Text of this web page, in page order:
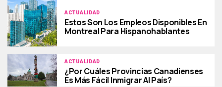
ACTUALIDAD
Estos Son Los Empleos Disponibles En
Montreal Para Hispanohablantes
ACTUALIDAD
¿Por Cuáles Provincias Canadienses
Es Más Fácil Inmigrar Al País?